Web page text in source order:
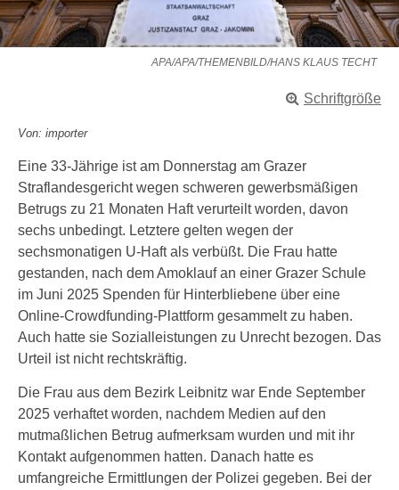
APA/APA/THEMENBILD/HANS KLAUS TECHT
Schriftgröße
Von: importer
Eine 33-Jährige ist am Donnerstag am Grazer
Straflandesgericht wegen schweren gewerbsmäßigen
Betrugs zu 21 Monaten Haft verurteilt worden, davon
sechs unbedingt. Letztere gelten wegen der
sechsmonatigen U-Haft als verbüßt. Die Frau hatte
gestanden, nach dem Amoklauf an einer Grazer Schule
im Juni 2025 Spenden für Hinterbliebene über eine
Online-Crowdfunding-Plattform gesammelt zu haben.
Auch hatte sie Sozialleistungen zu Unrecht bezogen. Das
Urteil ist nicht rechtskräftig.
Die Frau aus dem Bezirk Leibnitz war Ende September
2025 verhaftet worden, nachdem Medien auf den
mutmaßlichen Betrug aufmerksam wurden und mit ihr
Kontakt aufgenommen hatten. Danach hatte es
umfangreiche Ermittlungen der Polizei gegeben. Bei der